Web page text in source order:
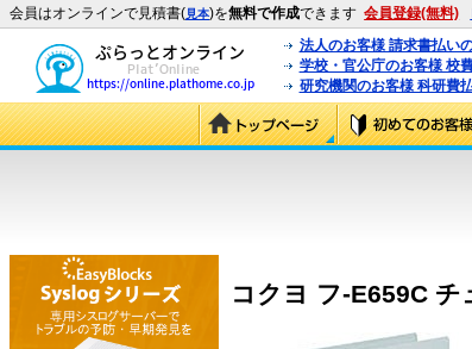
会員はオンラインで見積書(見本)を無料で作成できます 会員登録(無料)
法人のお客様 請求書払い
学校・官公庁のお客様 校
研究機関のお客様 科研費
コクヨ フ-E659C